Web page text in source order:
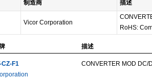
制造商
描述
Vicor Corporation
RoHS:
描述
CZ-F1
CONVERTER MOD DC/